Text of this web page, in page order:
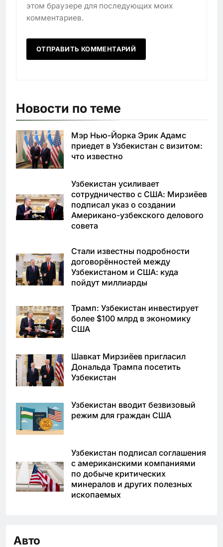
этом браузере для последующих моих
комментариев.
Новости по теме
Мэр Нью-Йорка Эрик Адамс
приедет в Узбекистан с визитом:
что известно
Узбекистан усиливает
сотрудничество с США: Мирзиёев
подписал указ о создании
Американо-узбекского делового
совета
Стали известны подробности
договорённостей между
Узбекистаном и США: куда
пойдут миллиарды
Трамп: Узбекистан инвестирует
более $100 млрд в экономику
США
Шавкат Мирзиёев пригласил
Дональда Трампа посетить
Узбекистан
Узбекистан вводит безвизовый
режим для граждан США
Узбекистан подписал соглашения
с американскими компаниями
по добыче критических
минералов и других полезных
ископаемых
Авто